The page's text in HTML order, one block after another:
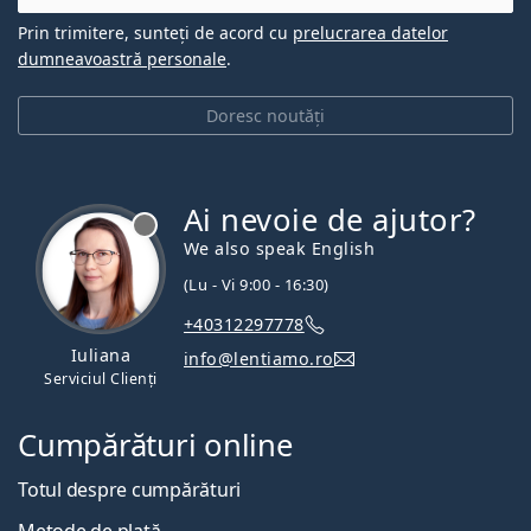
Doresc noutăți
Prin trimitere, sunteți de acord cu prelucrarea datelor
dumneavoastră personale.
Iuliana
Serviciul Clienți
Ai nevoie de ajutor?
We also speak English
(Lu - Vi 9:00 - 16:30)
+40312297778
info@lentiamo.ro
Cumpărături online
Totul despre cumpărături